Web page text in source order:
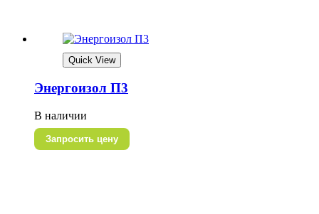
Quick View
Энергоизол П3
В наличии
Запросить цену